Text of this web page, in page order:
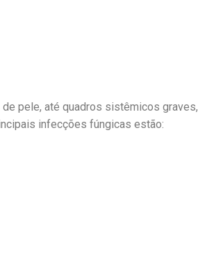
pele, até quadros sistêmicos graves,
infecções fúngicas estão: